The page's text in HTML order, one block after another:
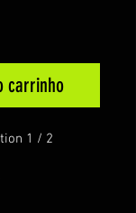
carrinho
1 / 2